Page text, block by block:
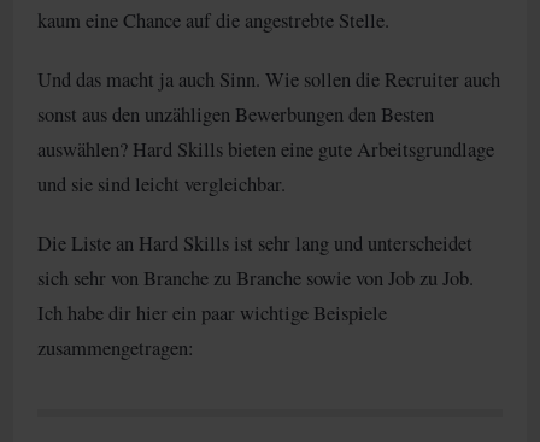
kaum eine Chance auf die angestrebte Stelle.
Und das macht ja auch Sinn. Wie sollen die Recruiter auch
sonst aus den unzähligen Bewerbungen den Besten
auswählen? Hard Skills bieten eine gute Arbeitsgrundlage
und sie sind leicht vergleichbar.
Die Liste an Hard Skills ist sehr lang und unterscheidet
sich sehr von Branche zu Branche sowie von Job zu Job.
Ich habe dir hier ein paar wichtige Beispiele
zusammengetragen: